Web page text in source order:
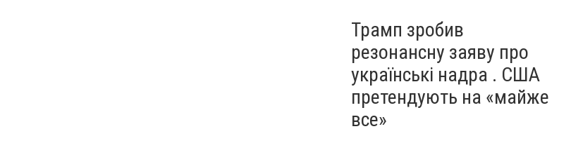
Трамп зробив
резонансну заяву про
українські надра . США
претендують на «майже
все»